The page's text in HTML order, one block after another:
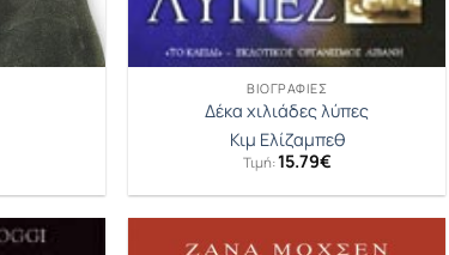
ΒΙΟΓΡΑΦΊΕΣ
Δέκα χιλιάδες λύπες
Κιμ Ελίζαμπεθ
Τιμή:15.79€